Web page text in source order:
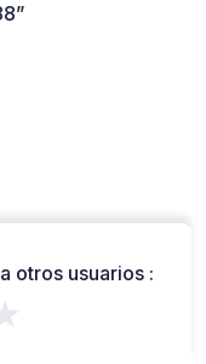
otros usuarios :